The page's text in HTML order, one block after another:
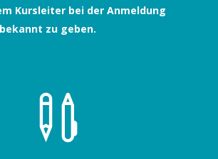
Kursleiter bei der Anmeldung
zu geben.
